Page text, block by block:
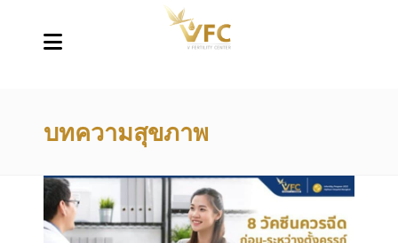
บทความสุขภาพ